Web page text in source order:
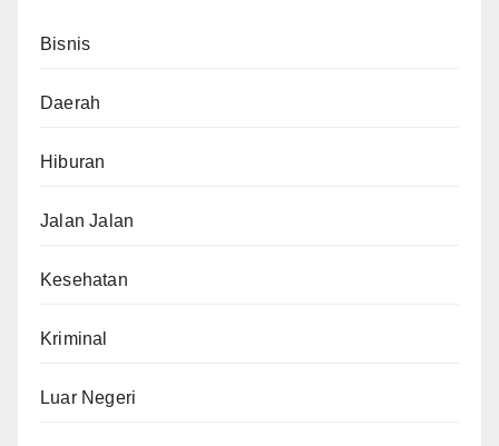
Bisnis
Daerah
Hiburan
Jalan Jalan
Kesehatan
Kriminal
Luar Negeri